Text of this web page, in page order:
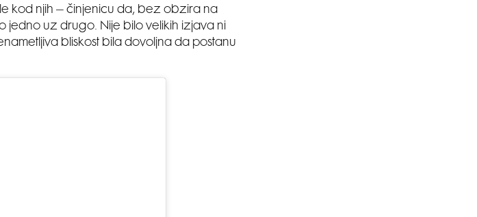
kod njih – činjenicu da, bez obzira na
jedno uz drugo. Nije bilo velikih izjava ni
bliskost bila dovoljna da postanu